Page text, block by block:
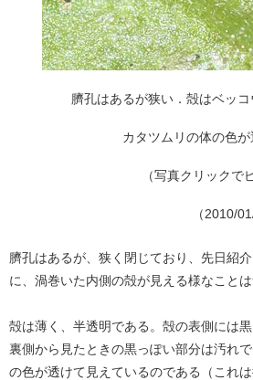
臍孔はあるが狭い．殻はベッ
カタツムリの体の色
（写真クリックで
（2010/
臍孔はあるが、狭く閉じており、先日紹
に、渦巻いた内側の殻が見える様なことは
殻は薄く、半透明である。殻の表側には黒
裏側から見たときの黒っぽい部分は汚れ
の色が透けて見えているのである（これは